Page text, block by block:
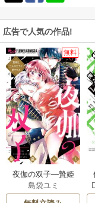
広告で人気の作品!
無料
夜伽の双子―贄姫
は二人の王子に愛
される―
島袋ユミ